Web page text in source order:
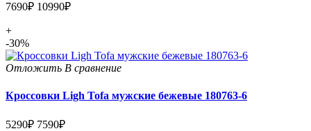
7690₽ 10990₽
+
-30%
Отложить В сравнение
Кроссовки Ligh Tofa мужские бежевые 180763-6
5290₽ 7590₽